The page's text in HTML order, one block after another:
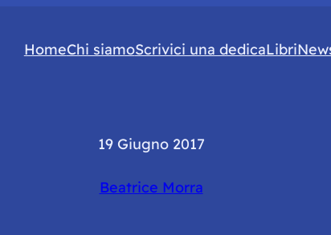
HomeChi siamoScrivici una dedicaLibri
19 Giugno 2017
Beatrice Morra